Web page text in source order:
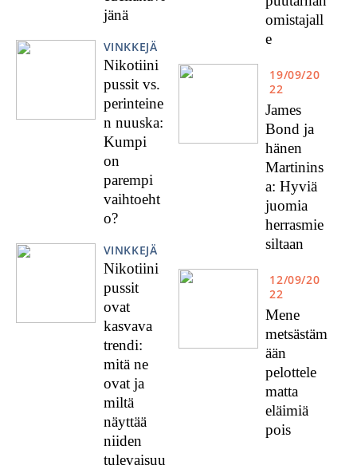
jänä
VINKKEJÄ
Nikotiini
pussit vs.
perinteine
n nuuska:
Kumpi
on
parempi
vaihtoeht
o?
VINKKEJÄ
Nikotiini
pussit
ovat
kasvava
trendi:
mitä ne
ovat ja
miltä
näyttää
niiden
tulevaisuu
omistajall
e
19/09/20
22
James
Bond ja
hänen
Martinins
a: Hyviä
juomia
herrasmie
siltaan
12/09/20
22
Mene
metsästäm
ään
pelottele
matta
eläimiä
pois